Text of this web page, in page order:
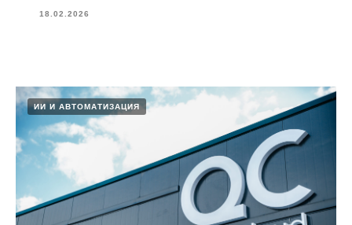
18.02.2026
ИИ И АВТОМАТИЗАЦИЯ